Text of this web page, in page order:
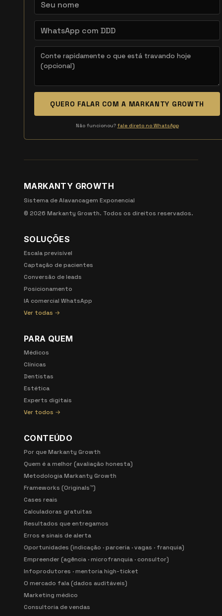
QUERO FALAR COM A MARKANTY GROWTH
Não funcionou? fale direto no WhatsApp
MARKANTY GROWTH
Sistema de Alavancagem Exponencial
© 2026 Markanty Growth. Todos os direitos reservados.
SOLUÇÕES
Escala previsível
Captação de pacientes
Conversão de leads
Posicionamento
IA comercial WhatsApp
Ver todas →
PARA QUEM
Médicos
Clínicas
Dentistas
Estética
Experts digitais
Ver todos →
CONTEÚDO
Por que Markanty Growth
Quem é a melhor (avaliação honesta)
Metodologia Markanty Growth
Frameworks (Originals™)
Cases reais
Calculadoras gratuitas
Resultados que entregamos
Erros e sinais de alerta
Oportunidades (indicação · parceria · vagas · franquia)
Empreender (agência · microfranquia · consultor)
Infoprodutores · mentoria high-ticket
O mercado fala (dados auditáveis)
Marketing médico
Consultoria de vendas